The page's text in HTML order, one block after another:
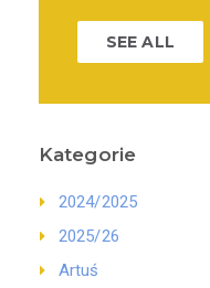
SEE ALL
Kategorie
2024/2025
2025/26
Artuś